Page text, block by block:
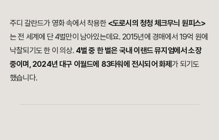
주디 갈란드가 영화 속에서 착용한 <도로시의 청청 체크무늬 원피스>
는 전 세계에 단 4벌만이 남아있는데요. 2015년에 경매에서 19억 원에
낙찰되기도 한 이 의상. 4벌 중 한 벌은 국내 이랜드 뮤지엄에서 소장
중이며, 2024년 대구 이월드에 83타워에 전시되어 화제 가 되기도
했습니다.